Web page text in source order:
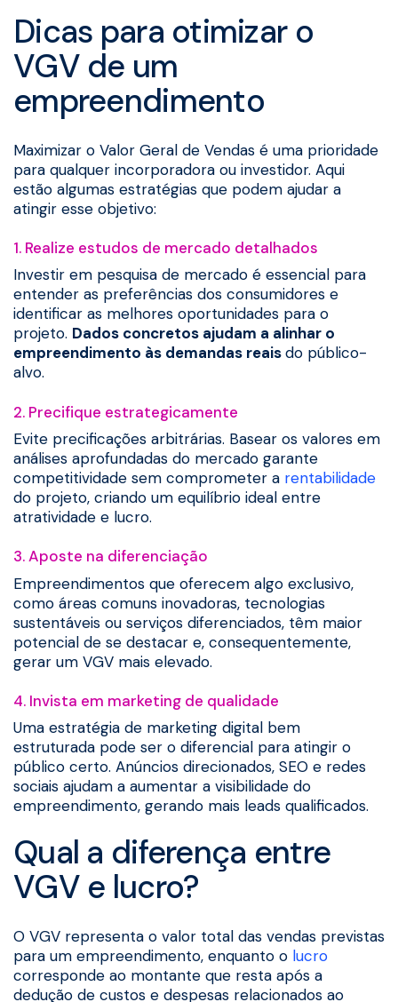
Dicas para otimizar o
VGV de um
empreendimento
Maximizar o Valor Geral de Vendas é uma prioridade
para qualquer incorporadora ou investidor. Aqui
estão algumas estratégias que podem ajudar a
atingir esse objetivo:
1. Realize estudos de mercado detalhados
Investir em pesquisa de mercado é essencial para
entender as preferências dos consumidores e
identificar as melhores oportunidades para o
projeto. Dados concretos ajudam a alinhar o
empreendimento às demandas reaisdo público-
alvo.
2. Precifique estrategicamente
Evite precificações arbitrárias. Basear os valores em
análises aprofundadas do mercado garante
competitividade sem comprometer a rentabilidade
do projeto, criando um equilíbrio ideal entre
atratividade e lucro.
3. Aposte na diferenciação
Empreendimentos que oferecem algo exclusivo,
como áreas comuns inovadoras, tecnologias
sustentáveis ou serviços diferenciados, têm maior
potencial de se destacar e, consequentemente,
gerar um VGV mais elevado.
4. Invista em marketing de qualidade
Uma estratégia de marketing digital bem
estruturada pode ser o diferencial para atingir o
público certo. Anúncios direcionados, SEO e redes
sociais ajudam a aumentar a visibilidade do
empreendimento, gerando mais leads qualificados.
Qual a diferença entre
VGV e lucro?
O VGV representa o valor total das vendas previstas
para um empreendimento, enquanto o lucro
corresponde ao montante que resta após a
dedução de custos e despesas relacionados ao